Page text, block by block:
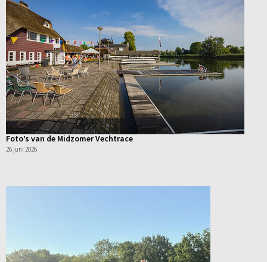
Foto’s van de Midzomer Vechtrace
26 juni 2026